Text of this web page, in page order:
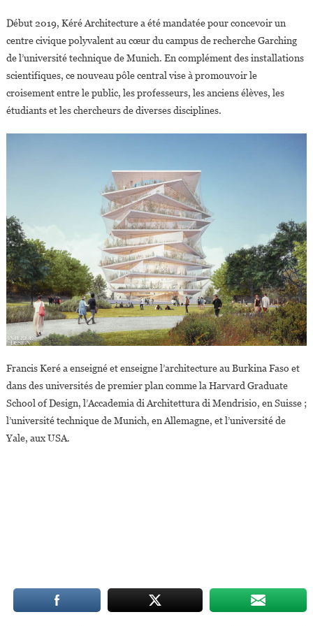
Début 2019, Kéré Architecture a été mandatée pour concevoir un
centre civique polyvalent au cœur du campus de recherche Garching
de l’université technique de Munich. En complément des installations
scientifiques, ce nouveau pôle central vise à promouvoir le
croisement entre le public, les professeurs, les anciens élèves, les
étudiants et les chercheurs de diverses disciplines.
Francis Keré a enseigné et enseigne l’architecture au Burkina Faso et
dans des universités de premier plan comme la Harvard Graduate
School of Design, l’Accademia di Architettura di Mendrisio, en Suisse ;
l’université technique de Munich, en Allemagne, et l’université de
Yale, aux USA.